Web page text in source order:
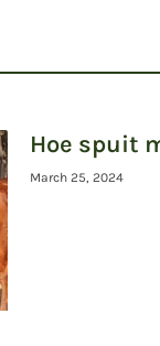
Hoe spuit
March 25, 2024